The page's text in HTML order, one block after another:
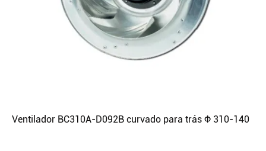
Ventilador BC310A-D092B curvado para trás Φ 310-140